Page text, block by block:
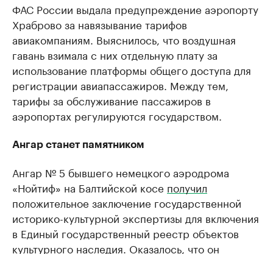
ФАС России выдала предупреждение аэропорту
Храброво за навязывание тарифов
авиакомпаниям. Выяснилось, что воздушная
гавань взимала с них отдельную плату за
использование платформы общего доступа для
регистрации авиапассажиров. Между тем,
тарифы за обслуживание пассажиров в
аэропортах регулируются государством.
Ангар станет памятником
Ангар № 5 бывшего немецкого аэродрома
«Нойтиф» на Балтийской косе получил
положительное заключение государственной
историко-культурной экспертизы для включения
в Единый государственный реестр объектов
культурного наследия. Оказалось, что он